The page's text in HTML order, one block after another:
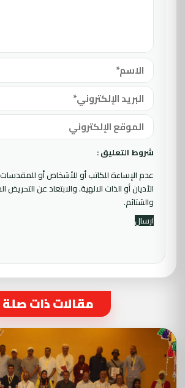
شروط التعليق :
عدم الإساءة للكاتب أو للأشخاص أو
الأديان أو الذات الالهية. والابتعاد عن
والشتائم.
مقالات ذات صلة